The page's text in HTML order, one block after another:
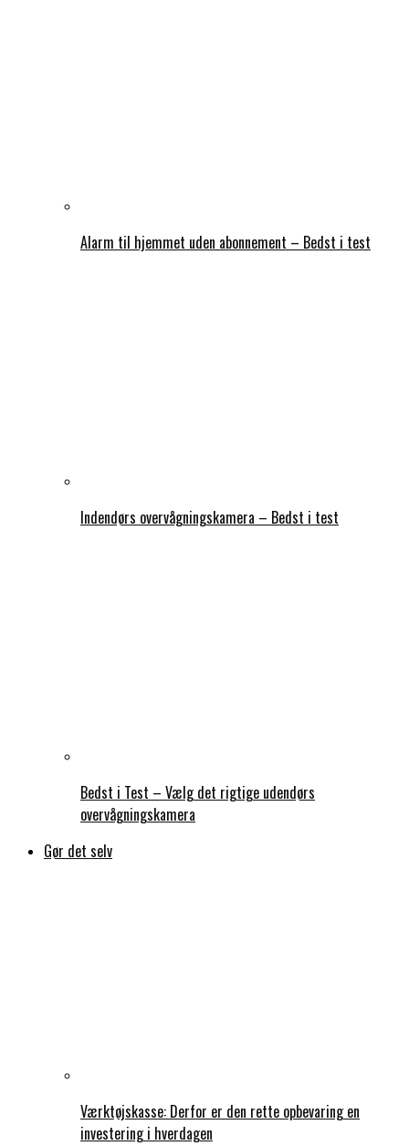
Alarm til hjemmet uden abonnement – Bedst i test
Indendørs overvågningskamera – Bedst i test
Bedst i Test – Vælg det rigtige udendørs
overvågningskamera
Gør det selv
Værktøjskasse: Derfor er den rette opbevaring en
investering i hverdagen